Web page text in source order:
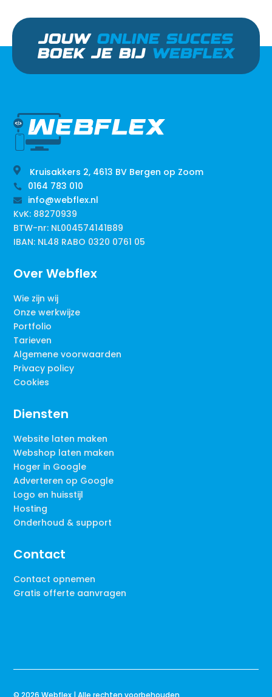
JOUW ONLINE SUCCES
BOEK JE BIJ WEBFLEX
 Kruisakkers 2, 4613 BV Bergen op Zoom
 0164 783 010

info@webflex.nl
KvK: 88270939
BTW-nr: NL004574141B89
IBAN: NL48 RABO 0320 0761 05
Over Webflex
Wie zijn wij
Onze werkwijze
Portfolio
Tarieven
Algemene voorwaarden
Privacy policy
Cookies
Diensten
Website laten maken
Webshop laten maken
Hoger in Google
Adverteren op Google
Logo en huisstijl
Hosting
Onderhoud & support
Contact
Contact opnemen
Gratis offerte aanvragen